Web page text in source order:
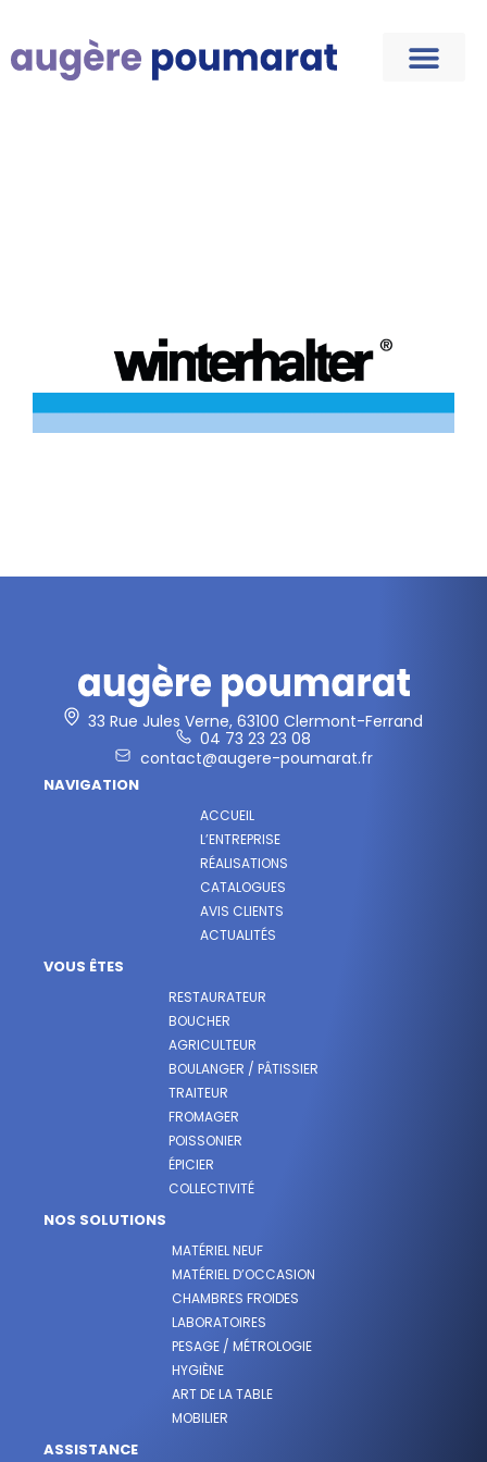
33 Rue Jules Verne, 63100 Clermont-Ferrand
04 73 23 23 08
contact@augere-poumarat.fr
NAVIGATION
ACCUEIL
L’ENTREPRISE
RÉALISATIONS
CATALOGUES
AVIS CLIENTS
ACTUALITÉS
VOUS ÊTES
RESTAURATEUR
BOUCHER
AGRICULTEUR
BOULANGER / PÂTISSIER
TRAITEUR
FROMAGER
POISSONIER
ÉPICIER
COLLECTIVITÉ
NOS SOLUTIONS
MATÉRIEL NEUF
MATÉRIEL D’OCCASION
CHAMBRES FROIDES
LABORATOIRES
PESAGE / MÉTROLOGIE
HYGIÈNE
ART DE LA TABLE
MOBILIER
ASSISTANCE